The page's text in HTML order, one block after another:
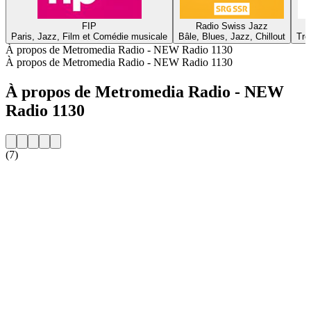
FIP
Paris, Jazz, Film et Comédie musicale
Radio Swiss Jazz
Bâle, Blues, Jazz, Chillout
À propos de Metromedia Radio - NEW Radio 1130
À propos de Metromedia Radio - NEW Radio 1130
À propos de Metromedia Radio - NEW
Radio 1130
(7)